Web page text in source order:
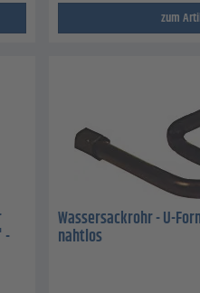
zum
-
Wassersackrohr - U-
nahtlos